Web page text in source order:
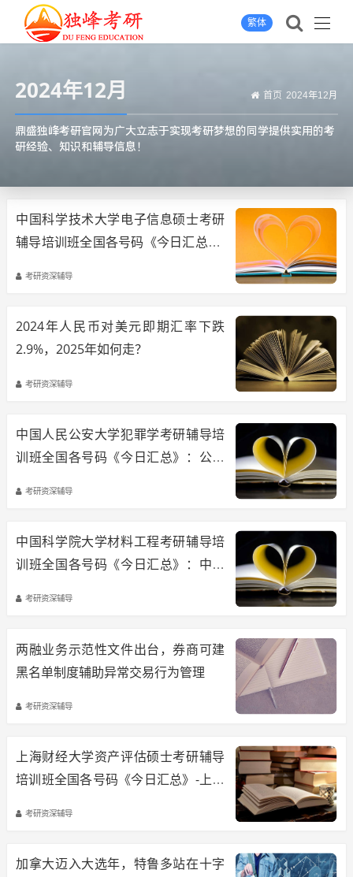
繁体
2024年12月 首页 2024年12月
鼎盛独峰考研官网为广大立志于实现考研梦想的同学提供实用的考
研经验、知识和辅导信息！
中国科学技术大学电子信息硕士考研
辅导培训班全国各号码《今日汇总》-
考研资深辅导
2024年人民币对美元即期汇率下跌
2.9%，2025年如何走？
考研资深辅导
中国人民公安大学犯罪学考研辅导培
训班全国各号码《今日汇总》：公安
考研资深辅导
中国科学院大学材料工程考研辅导培
训班全国各号码《今日汇总》：中科
考研资深辅导
两融业务示范性文件出台，券商可建
黑名单制度辅助异常交易行为管理
考研资深辅导
上海财经大学资产评估硕士考研辅导
培训班全国各号码《今日汇总》-上财
考研资深辅导
加拿大迈入大选年，特鲁多站在十字